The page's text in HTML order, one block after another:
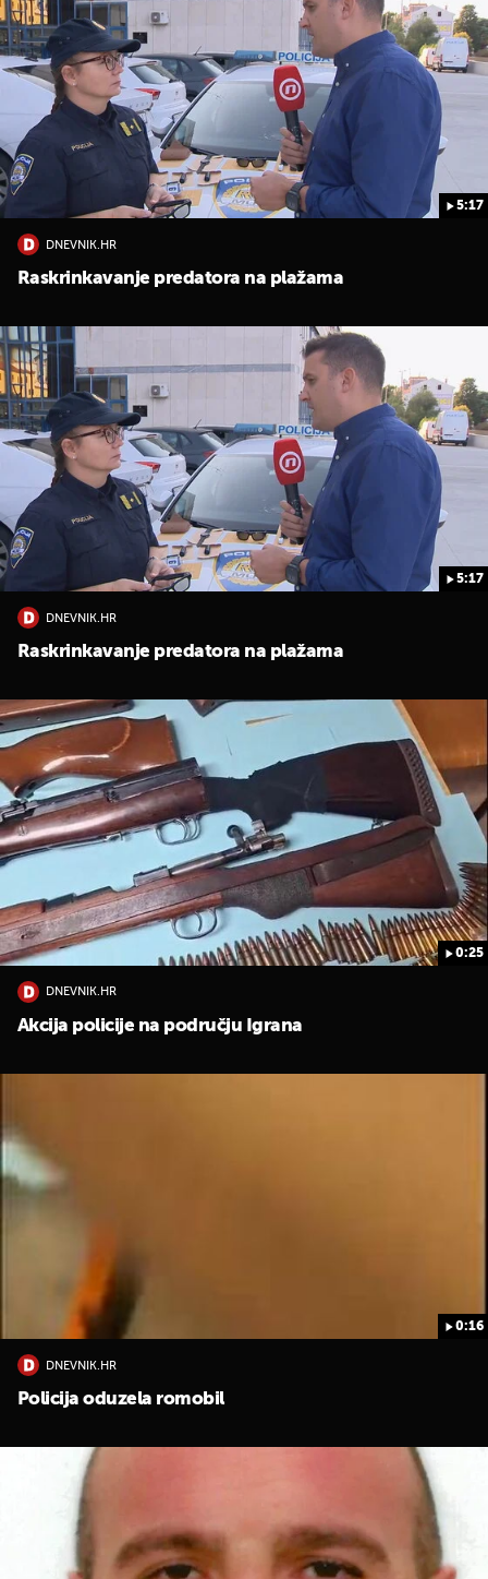
5:17
DNEVNIK.HR
Raskrinkavanje predatora na plažama
5:17
DNEVNIK.HR
Raskrinkavanje predatora na plažama
0:25
DNEVNIK.HR
Akcija policije na području Igrana
0:16
DNEVNIK.HR
Policija oduzela romobil